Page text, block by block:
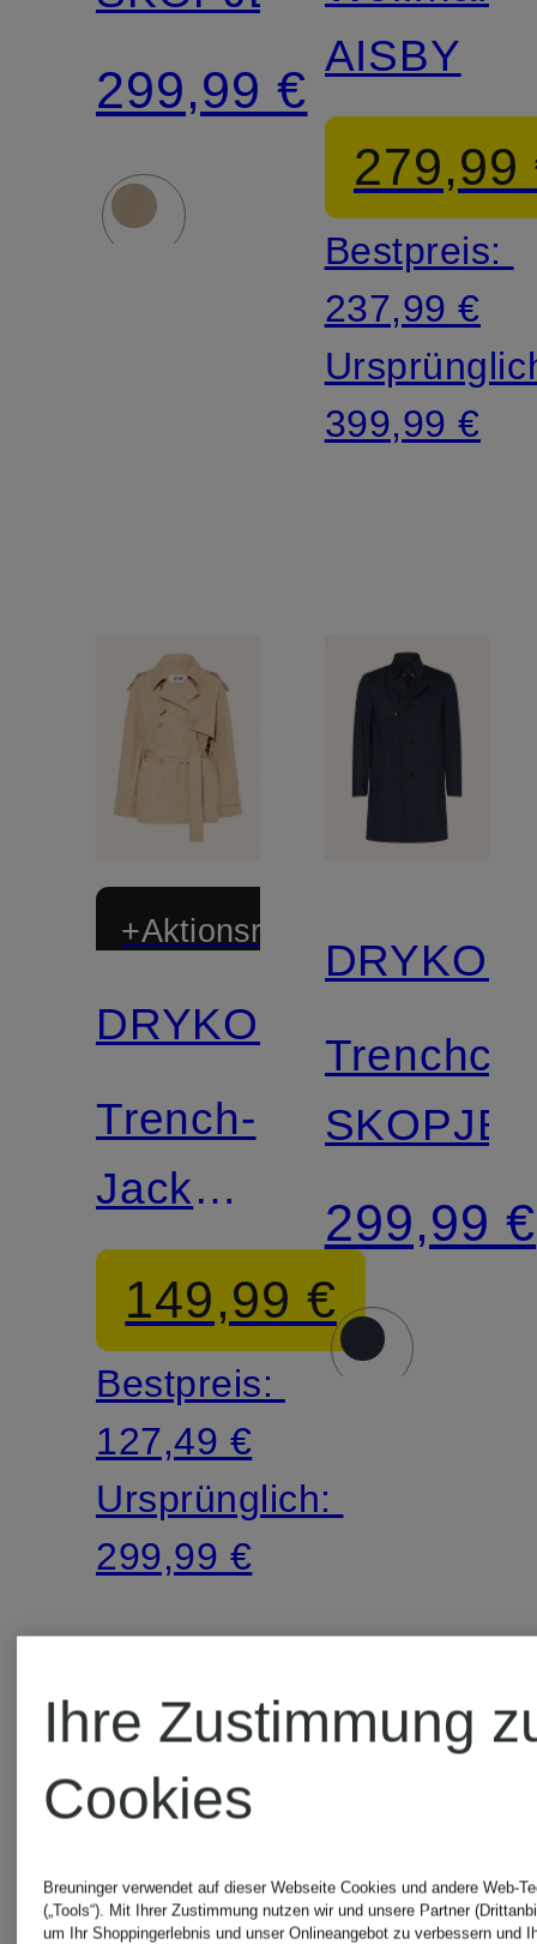
299,99 €
AISBY
279,99
Bestpreis:
237,99 €
399,99 €
+Aktionsrabatt
DRYKORN
Trench-
Jacke
WELNEY
149,99 €
Bestpreis:
127,49 €
Ursprünglich:
299,99 €
SKOPJE
299,99 €
Ihre Zustimmung
Cookies
Breuninger verwendet auf dieser Webseite Cookies und andere Web-
(„Tools“). Mit Ihrer Zustimmung nutzen wir und unsere Partner
um Ihr Shoppingerlebnis und unser Onlineangebot zu verbessern und